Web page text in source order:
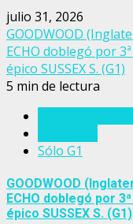
julio 31, 2026
GOODWOOD
ECHO doblegó por
épico SUSSEX S. (G1)
5 min de lectura
Sólo G1
GOODWOOD
ECHO doblegó por
épico SUSSEX S. (G1)